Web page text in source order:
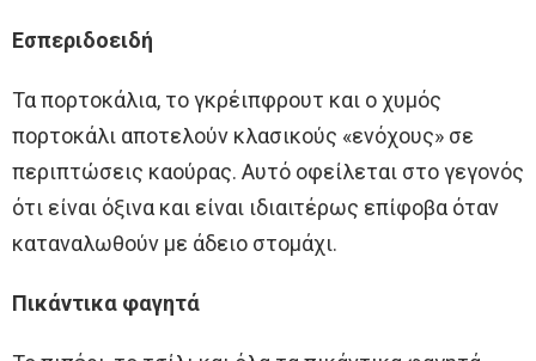
Εσπεριδοειδή
Τα πορτοκάλια, το γκρέιπφρουτ και ο χυμός
πορτοκάλι αποτελούν κλασικούς «ενόχους» σε
περιπτώσεις καούρας. Αυτό οφείλεται στο γεγονός
ότι είναι όξινα και είναι ιδιαιτέρως επίφοβα όταν
καταναλωθούν με άδειο στομάχι.
Πικάντικα φαγητά